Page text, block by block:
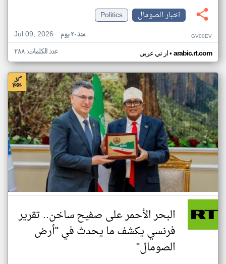
اخبار الصومال
Politics
Jul 09, 2026
منذ ٣٠ يوم GV00EV
ار تي عربي• arabic.rt.com عدد الكلمات: ٢٨٨
البحر الأحمر على صفيح ساخن.. تقرير
فرنسي يكشف ما يحدث في "أرض
الصومال"